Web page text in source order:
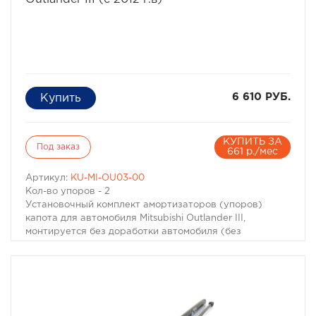
6 610 РУБ.
Под заказ
КУПИТЬ ЗА
661 р./мес
Артикул: KU-MI-OU03-00
Кол-во упоров - 2
Установочный комплект амортизаторов (упоров)
капота для автомобиля Mitsubishi Outlander III,
монтируется без доработки автомобиля (без
которые устанавливается стойка амортизатора.
Примерное время установки комплекта 10-15 минут.